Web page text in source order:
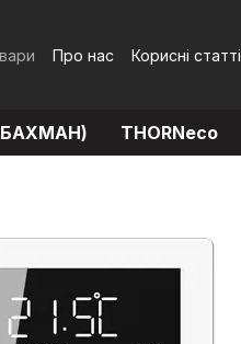
Про нас Корисні статті
(БАХМАН) THORNeco